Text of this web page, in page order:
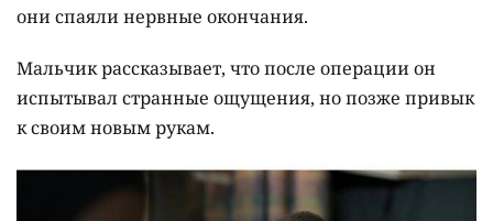
они спаяли нервные окончания.
Мальчик рассказывает, что после операции он
испытывал странные ощущения, но позже привык
к своим новым рукам.